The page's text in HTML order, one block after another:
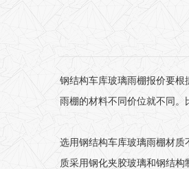
钢结构车库玻璃雨棚报价要根
雨棚的材料不同价位就不同。
选用钢结构车库玻璃雨棚材
质采用钢化夹胶玻璃和钢结构